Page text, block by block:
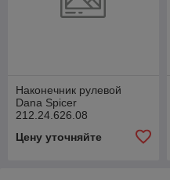
Наконечник рулевой
Dana Spicer
212.24.626.08
Цену уточняйте